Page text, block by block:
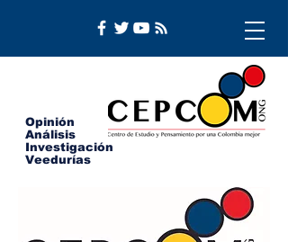
Opinión
Análisis
Investigación
Veedurías